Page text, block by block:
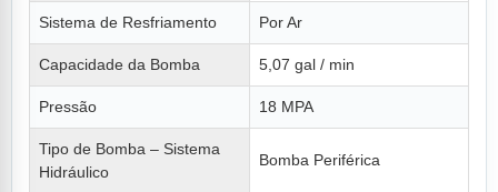
Sistema de Resfriamento Por Ar
Capacidade da Bomba 5,07 gal / min
Pressão 18 MPA
Tipo de Bomba – Sistema
Hidráulico
Bomba Periférica